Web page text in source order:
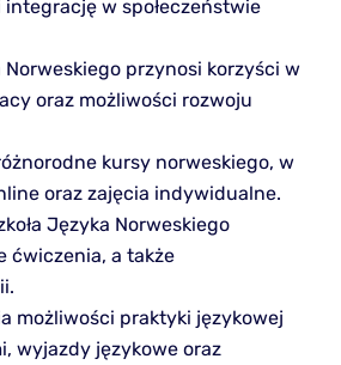
w społeczeństwie
Norweskiego przynosi korzyści w
oraz możliwości rozwoju
kursy norweskiego, w
oraz zajęcia indywidualne.
Języka Norweskiego
ćwiczenia, a także
możliwości praktyki językowej
wyjazdy językowe oraz